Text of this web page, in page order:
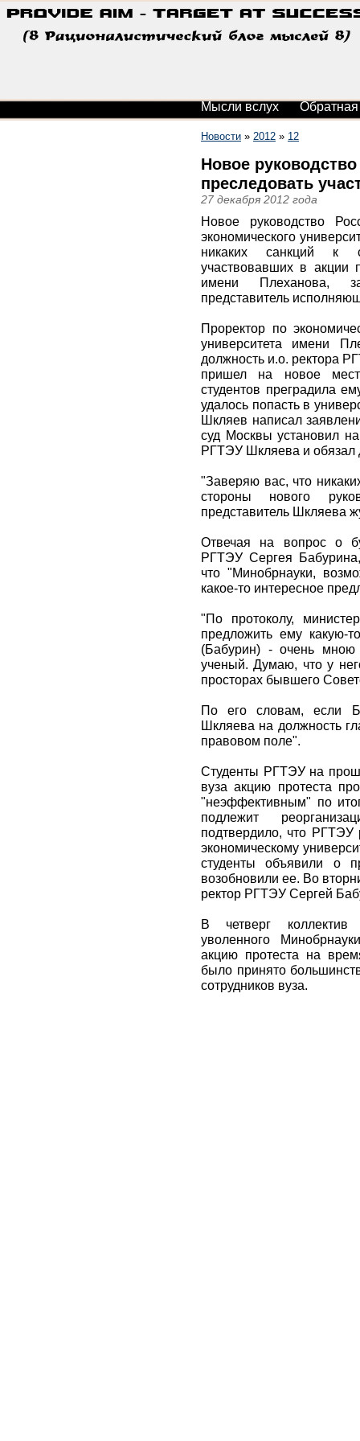
Мысли вслух Обратная
Новости » 2012 » 12
Новое
преследовать
27 декабря 2012 года
Новое руководство
экономического
никаких санкций к
участвовавших в акции
имени Плеханова,
представитель
Проректор по
университета имени
должность и.о. ректора
пришел на новое
студентов преградила
удалось попасть в
Шкляев написал
суд Москвы установил
РГТЭУ Шкляева и обязал
"Заверяю вас, что
стороны нового
представитель Шкляева
Отвечая на вопрос о
РГТЭУ Сергея Бабурина,
что "Минобрнауки,
какое-то интересное
"По протоколу,
предложить ему какую-
(Бабурин) - очень мною
ученый. Думаю, что у
просторах бывшего
По его словам, если
Шкляева на должность
правовом поле".
Студенты РГТЭУ на
вуза акцию протеста
"неэффективным" по
подлежит
подтвердило, что РГТЭУ
экономическому
студенты объявили о
возобновили ее. Во
ректор РГТЭУ Сергей
В четверг
уволенного
акцию протеста на
было принято
сотрудников вуза.